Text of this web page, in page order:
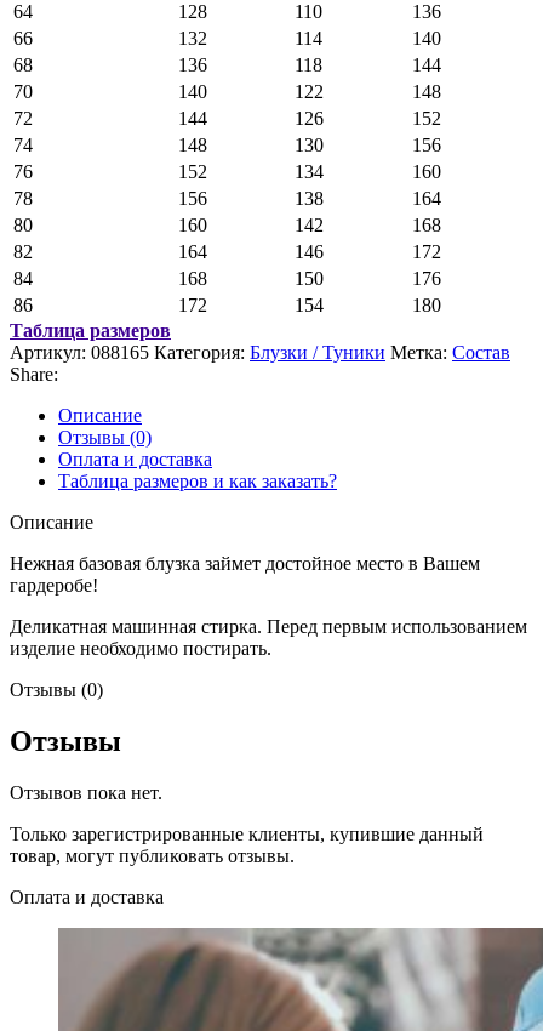
64
128 110
136
66
132 114
140
68
136 118
144
70
140 122
148
72
144 126
152
74
148 130
156
76
152 134
160
78
156 138
164
80
160 142
168
82
164 146
172
84
168 150
176
86
172 154
180
Таблица размеров
Артикул: 088165 Категория: Блузки / Туники Метка: Состав
Share:
Описание
Отзывы (0)
Оплата и доставка
Таблица размеров и как заказать?
Описание
Нежная базовая блузка займет достойное место в Вашем
гардеробе!
Деликатная машинная стирка. Перед первым использованием
изделие необходимо постирать.
Отзывы (0)
Отзывы
Отзывов пока нет.
Только зарегистрированные клиенты, купившие данный
товар, могут публиковать отзывы.
Оплата и доставка